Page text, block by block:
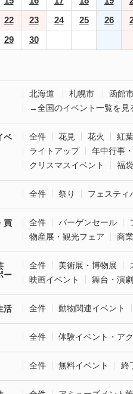
22 23 24 25 26
29 30
北海道 札幌市
函館
→全国のイベント一覧を見
ベ
全件 花見 花火
紅葉
ライトアップ
年中行事
クリスマスイベント
福
全件 祭り フェスティ
買
全件 バーゲンセール
物産展・観光フェア
商
ー
全件 美術展・博物展
映画イベント
舞台・演劇
活 全件 動物関連イベント
全件 体験イベント・ア
全件 無料イベント 終